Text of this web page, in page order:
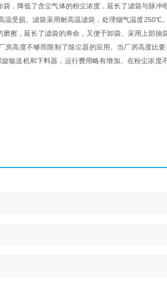
，降低了含尘气体的粉尘浓度，延长了滤袋与脉冲
受损。滤袋采用耐高温滤袋，处理烟气温度250℃
擦，延长了滤袋的寿命，又便于卸袋。采用上部抽
高度不够而限制了除尘器的应用。当厂房高度比要
输送机和下料器，运行费用略有增加。在粉尘浓度